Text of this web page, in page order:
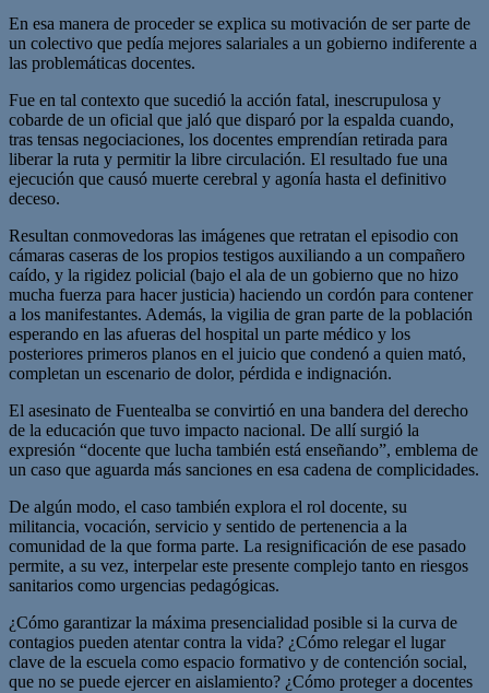
En esa manera de proceder se explica su motivación de ser parte de
un colectivo que pedía mejores salariales a un gobierno indiferente a
las problemáticas docentes.
Fue en tal contexto que sucedió la acción fatal, inescrupulosa y
cobarde de un oficial que jaló que disparó por la espalda cuando,
tras tensas negociaciones, los docentes emprendían retirada para
liberar la ruta y permitir la libre circulación. El resultado fue una
ejecución que causó muerte cerebral y agonía hasta el definitivo
deceso.
Resultan conmovedoras las imágenes que retratan el episodio con
cámaras caseras de los propios testigos auxiliando a un compañero
caído, y la rigidez policial (bajo el ala de un gobierno que no hizo
mucha fuerza para hacer justicia) haciendo un cordón para contener
a los manifestantes. Además, la vigilia de gran parte de la población
esperando en las afueras del hospital un parte médico y los
posteriores primeros planos en el juicio que condenó a quien mató,
completan un escenario de dolor, pérdida e indignación.
El asesinato de Fuentealba se convirtió en una bandera del derecho
de la educación que tuvo impacto nacional. De allí surgió la
expresión “docente que lucha también está enseñando”, emblema de
un caso que aguarda más sanciones en esa cadena de complicidades.
De algún modo, el caso también explora el rol docente, su
militancia, vocación, servicio y sentido de pertenencia a la
comunidad de la que forma parte. La resignificación de ese pasado
permite, a su vez, interpelar este presente complejo tanto en riesgos
sanitarios como urgencias pedagógicas.
¿Cómo garantizar la máxima presencialidad posible si la curva de
contagios pueden atentar contra la vida? ¿Cómo relegar el lugar
clave de la escuela como espacio formativo y de contención social,
que no se puede ejercer en aislamiento? ¿Cómo proteger a docentes